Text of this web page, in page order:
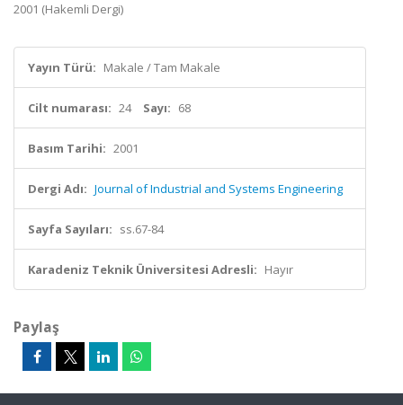
2001 (Hakemli Dergi)
Yayın Türü: Makale / Tam Makale
Cilt numarası: 24 Sayı: 68
Basım Tarihi: 2001
Dergi Adı: Journal of Industrial and Systems Engineering
Sayfa Sayıları: ss.67-84
Karadeniz Teknik Üniversitesi Adresli: Hayır
Paylaş